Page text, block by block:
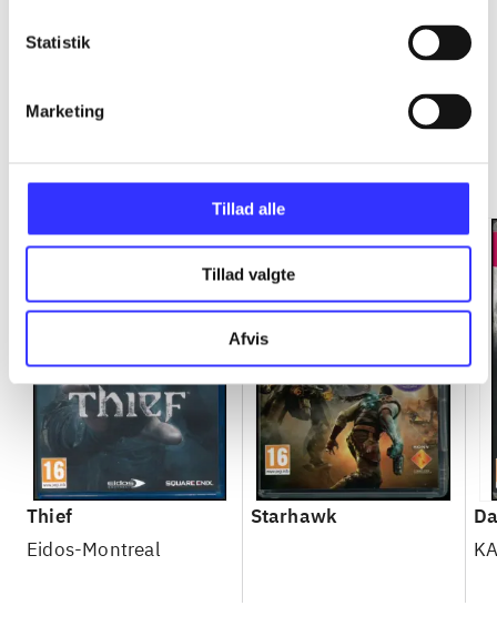
Statistik
Marketing
Tillad alle
Tillad valgte
Afvis
Thief
Eidos-Montreal
Starhawk